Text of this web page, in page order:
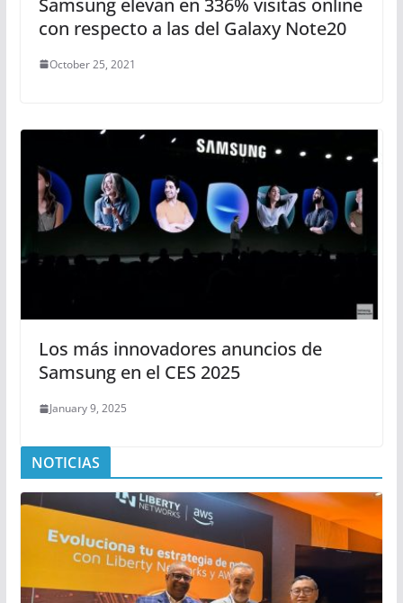
con respecto a las del Galaxy Note20
October 25, 2021
Los más innovadores anuncios de
Samsung en el CES 2025
January 9, 2025
NOTICIAS